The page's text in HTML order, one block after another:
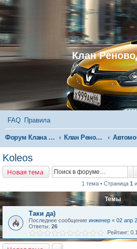
Клан
FAQ Правила
Форум Клана Реноводов Клан Реноводов
Koleos
Новая тема
1 тема • Страница 1
Темы
Таки да)
Последнее сообщение инженер « 02 апр
Ответы: 26
Рейтинг: